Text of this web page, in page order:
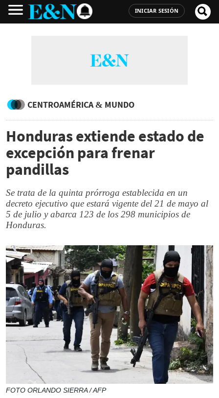
INICIAR SESIÓN
CENTROAMÉRICA & MUNDO
Honduras extiende estado de
excepción para frenar
pandillas
Se trata de la quinta prórroga establecida en un
decreto ejecutivo que estará vigente del 21 de mayo al
5 de julio y abarca 123 de los 298 municipios de
Honduras.
FOTO ORLANDO SIERRA / AFP